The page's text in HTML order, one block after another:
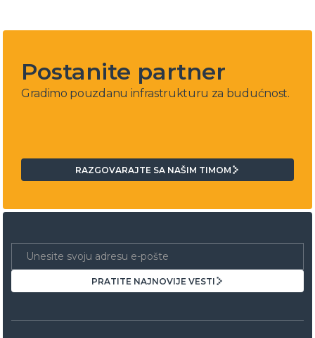
Postanite partner
Gradimo pouzdanu infrastrukturu za budućnost.
RAZGOVARAJTE SA NAŠIM TIMOM
RAZGOVARAJTE SA NAŠIM TIMOM
PRATITE NAJNOVIJE VESTI
PRATITE NAJNOVIJE VESTI